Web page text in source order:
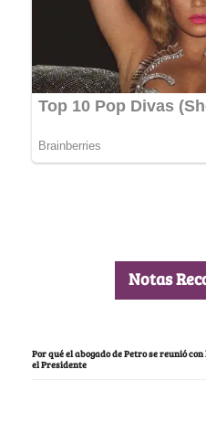
Notas
Por qué el abogado de Petro se reunió
el Presidente